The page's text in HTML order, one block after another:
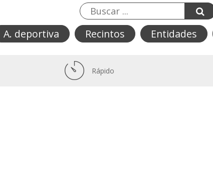
A. deportiva Recintos Entidades
Rápido